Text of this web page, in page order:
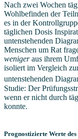
Nach zwei Wochen
Wohlbefinden der
es in der
täglichen Dosis
untenstehenden
Menschen um Rat
wenigeraus ihrem
isoliert im Vergleich
untenstehenden
Studie: Der
wenn er nicht durch
konnte.
Prognostizierte Werte